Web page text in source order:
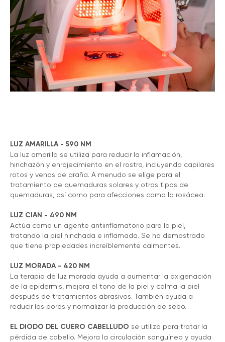
LUZ AMARILLA - 590 NM
La luz amarilla se utiliza para reducir la inflamación,
hinchazón y enrojecimiento en el rostro, incluyendo capilares
rotos y venas de araña. A menudo se elige para el
tratamiento de quemaduras solares y otros tipos de
quemaduras, así como para afecciones como la rosácea.
LUZ CIAN - 490 NM
Actúa como un agente antiinflamatorio para la piel,
tratando la piel hinchada e inflamada. Se ha demostrado
que tiene propiedades increíblemente calmantes.
LUZ MORADA - 420 NM
La terapia de luz morada ayuda a aumentar la oxigenación
de la epidermis, mejora el tono de la piel y calma la piel
después de tratamientos abrasivos. También ayuda a
reducir los poros y normalizar la producción de sebo.
EL DIODO DEL CUERO CABELLUDO se utiliza para tratar la
pérdida de cabello. Mejora la circulación sanguínea y ayuda